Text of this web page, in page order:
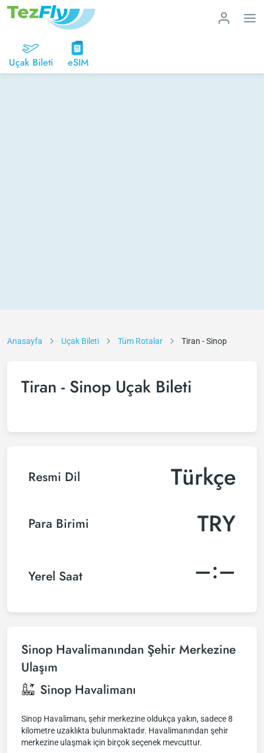
Uçak Bileti eSIM
Anasayfa Uçak Bileti Tüm Rotalar Tiran - Sinop
Tiran - Sinop Uçak Bileti
Resmi Dil Türkçe
Para Birimi TRY
Yerel Saat –:–
Sinop Havalimanından Şehir Merkezine
Ulaşım
Sinop Havalimanı
Sinop Havalimanı, şehir merkezine oldukça yakın, sadece 8
kilometre uzaklıkta bulunmaktadır. Havalimanından şehir
merkezine ulaşmak için birçok seçenek mevcuttur.